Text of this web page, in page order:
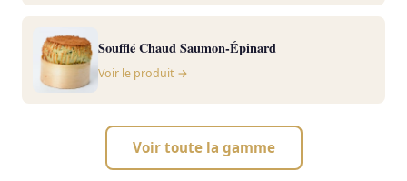
Soufflé Chaud Saumon-Épinard
Voir le produit →
Voir toute la gamme